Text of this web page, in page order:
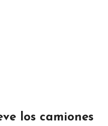
los camiones